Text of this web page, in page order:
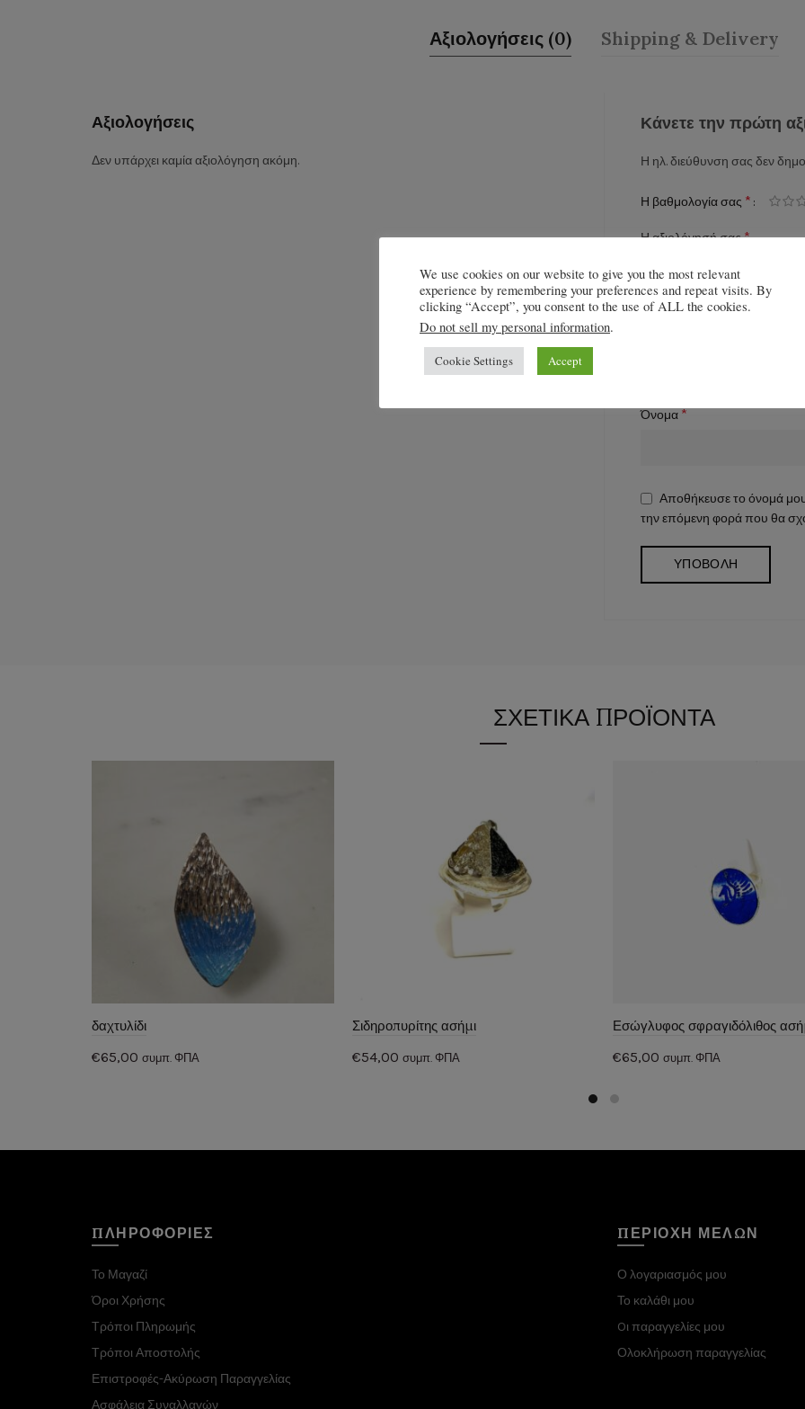
Αξιολογήσεις (0) Shipping & Delivery
Αξιολογήσεις
Δεν υπάρχει καμία αξιολόγηση ακόμη.
Κάνετε την πρώτη
Η ηλ. διεύθυνση σας δεν
Η βαθμολογία σας *
Η αξιολόγησή σας*
Όνομα *
Αποθήκευσε το όνομά
την επόμενη φορά που θα
ΣΧΕΤΙΚΆ ΠΡΟΪΌΝΤΑ
δαχτυλίδι
€65,00 συμπ. ΦΠΑ
Σιδηροπυρίτης ασήμι
€54,00 συμπ. ΦΠΑ
Εσώγλυφος σφραγιδόλιθος
€65,00 συμπ. ΦΠΑ
ΠΛΗΡΟΦΟΡΙΕΣ
Το Μαγαζί
Όροι Χρήσης
Τρόποι Πληρωμής
Τρόποι Αποστολής
Επιστροφές-Ακύρωση Παραγγελίας
Ασφάλεια Συναλλαγών
ΠΕΡΙΟΧΗ ΜΕΛΩΝ
Ο λογαριασμός μου
Το καλάθι μου
Oι παραγγελίες μου
Ολοκλήρωση παραγγελίας
We use cookies on our website to give you the most relevant
experience by remembering your preferences and repeat visits. By
clicking “Accept”, you consent to the use of ALL the cookies.
Do not sell my personal information.
Cookie Settings Accept